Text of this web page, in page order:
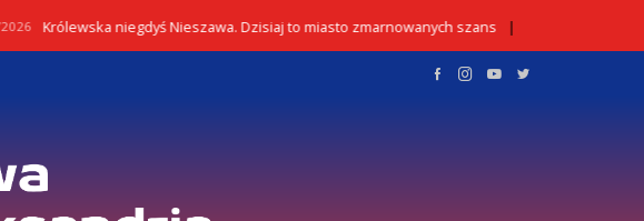
niegdyś Nieszawa. Dzisiaj to miasto zmarnowanych szans 02/08/2026